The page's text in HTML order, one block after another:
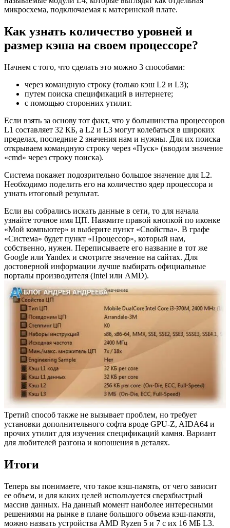
микросхема, подключаемая к материнской плате.
Как узнать количество уровней и
размер кэша на своем процессоре?
Начнем с того, что сделать это можно 3 способами:
через командную строку (только кэш L2 и L3);
путем поиска спецификаций в интернете;
с помощью сторонних утилит.
Если взять за основу тот факт, что у большинства процессоров
L1 составляет 32 КБ, а L2 и L3 могут колебаться в широких
пределах, последние 2 значения нам и нужны. Для их поиска
открываем командную строку через «Пуск» (вводим значение
«cmd» через строку поиска).
Система покажет подозрительно большое значение для L2.
Необходимо поделить его на количество ядер процессора и
узнать итоговый результат.
Если вы собрались искать данные в сети, то для начала
узнайте точное имя ЦП. Нажмите правой кнопкой по иконке
«Мой компьютер» и выберите пункт «Свойства». В графе
«Система» будет пункт «Процессор», который нам,
собственно, нужен. Переписываете его название в тот же
Google или Yandex и смотрите значение на сайтах. Для
достоверной информации лучше выбирать официальные
порталы производителя (Intel или AMD).
Третий способ также не вызывает проблем, но требует
установки дополнительного софта вроде GPU‑Z, AIDA64 и
прочих утилит для изучения спецификаций камня. Вариант
для любителей разгона и копошения в деталях.
Итоги
Теперь вы понимаете, что такое кэш-память, от чего зависит
ее объем, и для каких целей используется сверхбыстрый
массив данных. На данный момент наиболее интересными
решениями на рынке в плане большого объема кэш-памяти,
можно назвать устройства AMD Ryzen 5 и 7 с их 16 МБ L3.